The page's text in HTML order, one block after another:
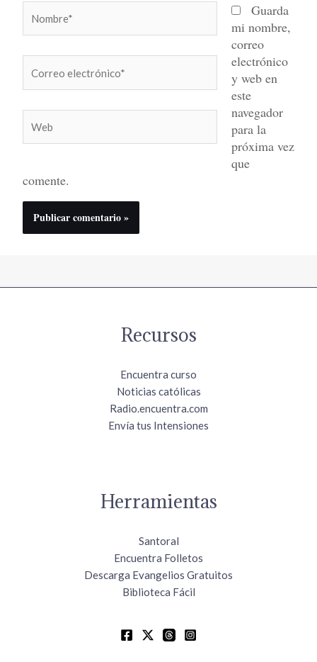
electrónico*
Guarda
mi nombre,
correo
electrónico
y web en
este
navegador
para la
próxima vez
que
comente.
Recursos
Encuentra curso
Noticias católicas
Radio.encuentra.com
Envía tus Intensiones
Herramientas
Santoral
Encuentra Folletos
Descarga Evangelios Gratuitos
Biblioteca Fácil